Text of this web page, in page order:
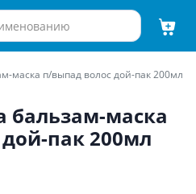
маска п/выпад волос дой-пак 200мл
бальзам-маска
пак 200мл